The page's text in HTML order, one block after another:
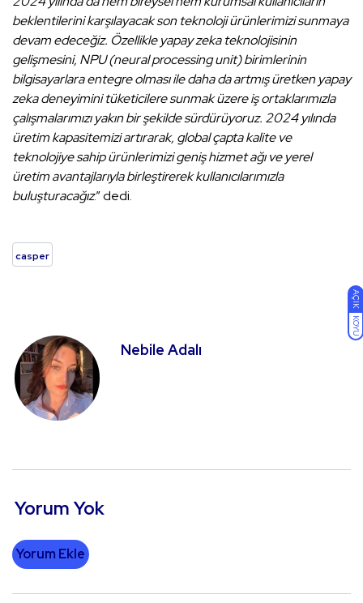
AÇIK
KOYU
beklentilerini karşılayacak son teknoloji ürünlerimizi sunmaya
devam edeceğiz. Özellikle yapay zeka teknolojisinin
gelişmesini, NPU (neural processing unit) birimlerinin
bilgisayarlara entegre olması ile daha da artmış üretken yapay
zeka deneyimini tüketicilere sunmak üzere iş ortaklarımızla
çalışmalarımızı yakın bir şekilde sürdürüyoruz. 2024 yılında
üretim kapasitemizi artırarak, global çapta kalite ve
teknolojiye sahip ürünlerimizi geniş hizmet ağı ve yerel
üretim avantajlarıyla birleştirerek kullanıcılarımızla
buluşturacağız.” dedi.
casper
Nebile Adalı
Yorum Yok
Yorum Ekle